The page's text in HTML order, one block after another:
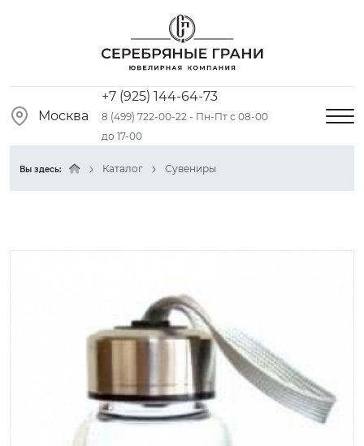
Москва
+7 (925) 144-64-73
8 (499) 722-00-22 - Пн-Пт с 08-00
до 17-00
Вы здесь: Каталог Сувениры